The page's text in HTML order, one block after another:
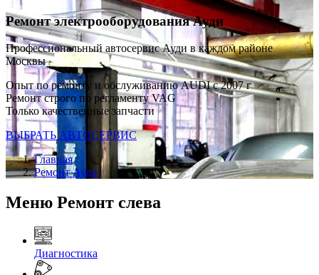
Ремонт электрооборудования Ауди
Профессиональный автосервис Ауди в каждом районе
Москвы
Опыт по ремонту и обслуживанию AUDI с 2007 г
Ремонт строго по регламенту VAG
Только качественные запчасти
ВЫБРАТЬ АВТОСЕРВИС
Главная
Ремонт Ауди
Меню Ремонт слева
Диагностика